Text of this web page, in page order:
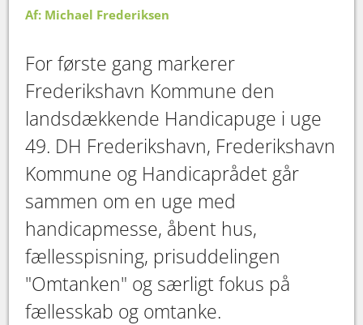
Af: Michael Frederiksen
For første gang markerer
Frederikshavn Kommune den
landsdækkende Handicapuge i uge
49. DH Frederikshavn, Frederikshavn
Kommune og Handicaprådet går
sammen om en uge med
handicapmesse, åbent hus,
fællesspisning, prisuddelingen
"Omtanken" og særligt fokus på
fællesskab og omtanke.